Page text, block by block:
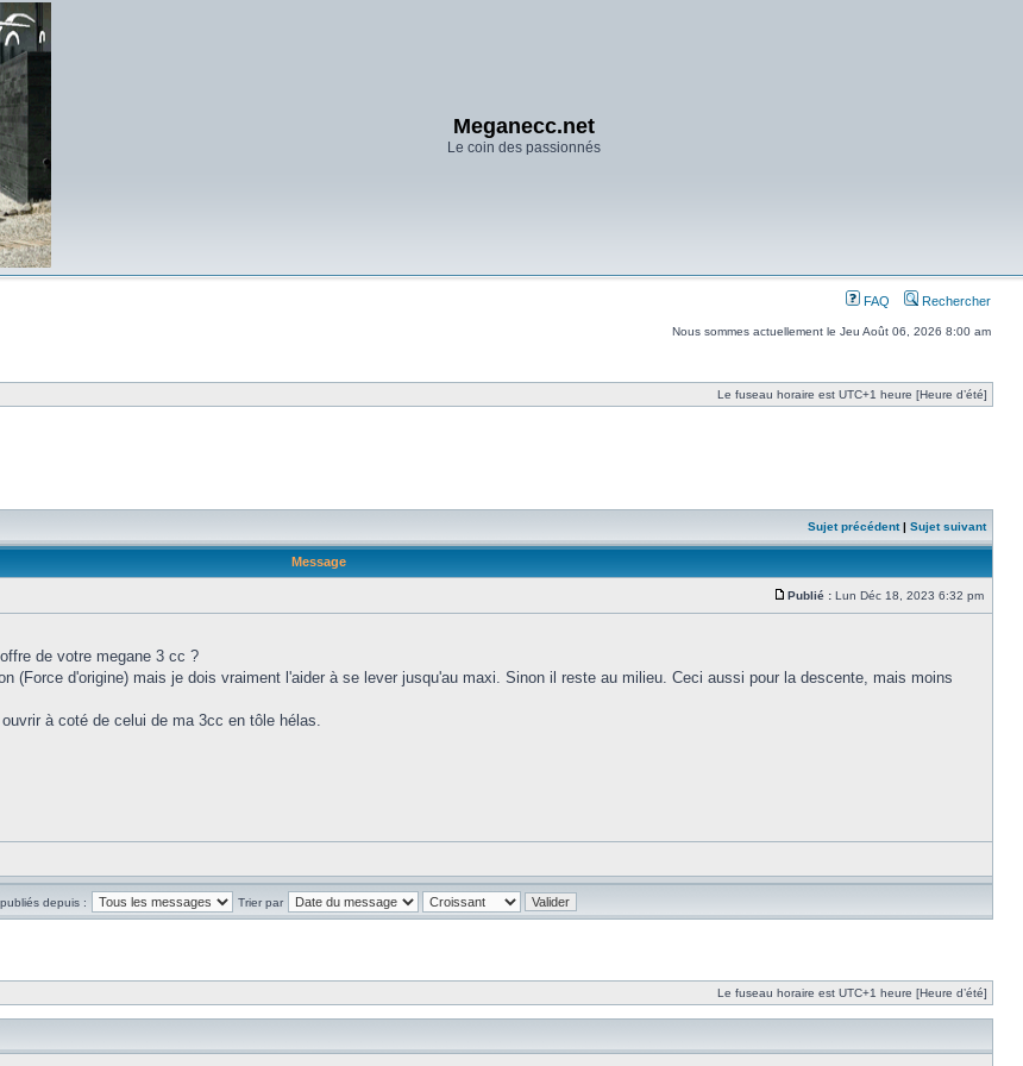
Meganecc.net
Le coin des passionnés
FAQ Rechercher
Nous sommes actuellement le Jeu Août 06, 2026 8:00 am
Le fuseau horaire est UTC+1 heure [Heure d’été]
Sujet précédent| Sujet suivant
Message
Publié : Lun Déc 18, 2023 6:32 pm
de votre megane 3 cc ?
(Force d'origine) mais je dois vraiment l'aider à se lever jusqu'au maxi. Sinon il reste au milieu. Ceci aussi pour la descente, mais moins
à coté de celui de ma 3cc en tôle hélas.
depuis : Trier par
Le fuseau horaire est UTC+1 heure [Heure d’été]